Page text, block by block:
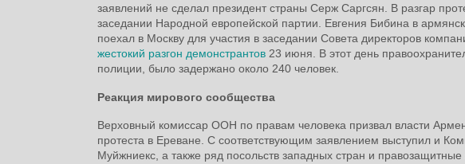
заявлений не сделал президент страны Серж Саргсян. В разгар
заседании Народной европейской партии. Евгения Бибина в
поехал в Москву для участия в заседании Совета директоров
жестокий разгон демонстрантов 23 июня. В этот день
полиции, было задержано около 240 человек.
Реакция мирового сообщества
Верховный комиссар ООН по правам человека призвал власти
протеста в Ереване. С соответствующим заявлением выступил и
Муйжниекс, а также ряд посольств западных стран и правозащитные